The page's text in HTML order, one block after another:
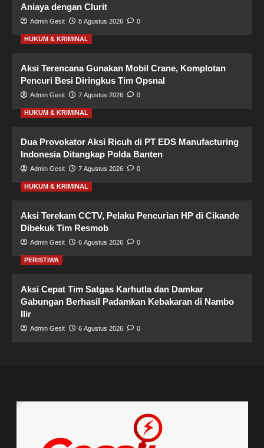
Aniaya dengan Clurit
Admin Gesit 8 Agustus 2026 0
HUKUM & KRIMINAL
Aksi Terencana Gunakan Mobil Crane, Komplotan
Pencuri Besi Diringkus Tim Opsnal
Admin Gesit 7 Agustus 2026 0
HUKUM & KRIMINAL
Dua Provokator Aksi Ricuh di PT EDS Manufacturing
Indonesia Ditangkap Polda Banten
Admin Gesit 7 Agustus 2026 0
HUKUM & KRIMINAL
Aksi Terekam CCTV, Pelaku Pencurian HP di Cikande
Dibekuk Tim Resmob
Admin Gesit 6 Agustus 2026 0
PERISTIWA
Aksi Cepat Tim Satgas Karhutla dan Damkar
Gabungan Berhasil Padamkan Kebakaran di Nambo
Ilir
Admin Gesit 6 Agustus 2026 0